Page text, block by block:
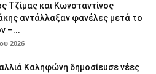
Τζίμας και Κωνσταντίνος
αντάλλαξαν φανέλες μετά το
–...
2026
Καληφώνη δημοσίευσε νέες